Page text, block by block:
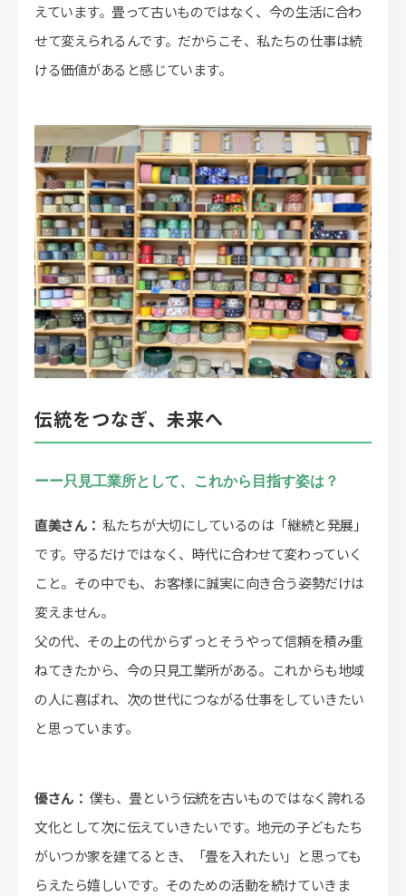
えています。畳って古いものではなく、今の生活に合わ
せて変えられるんです。だからこそ、私たちの仕事は続
ける価値があると感じています。
伝統をつなぎ、未来へ
ーー只見工業所として、これから目指す姿は？
直美さん： 私たちが大切にしているのは「継続と発展」
です。守るだけではなく、時代に合わせて変わっていく
こと。その中でも、お客様に誠実に向き合う姿勢だけは
変えません。
父の代、その上の代からずっとそうやって信頼を積み重
ねてきたから、今の只見工業所がある。これからも地域
の人に喜ばれ、次の世代につながる仕事をしていきたい
と思っています。
優さん： 僕も、畳という伝統を古いものではなく誇れる
文化として次に伝えていきたいです。地元の子どもたち
がいつか家を建てるとき、「畳を入れたい」と思っても
らえたら嬉しいです。そのための活動を続けていきま